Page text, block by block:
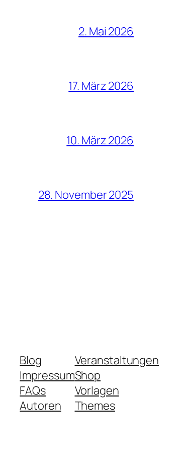
2. Mai 2026
17. März 2026
10. März 2026
28. November 2025
Blog
Impressum
FAQs
Autoren
Veranstaltungen
Shop
Vorlagen
Themes